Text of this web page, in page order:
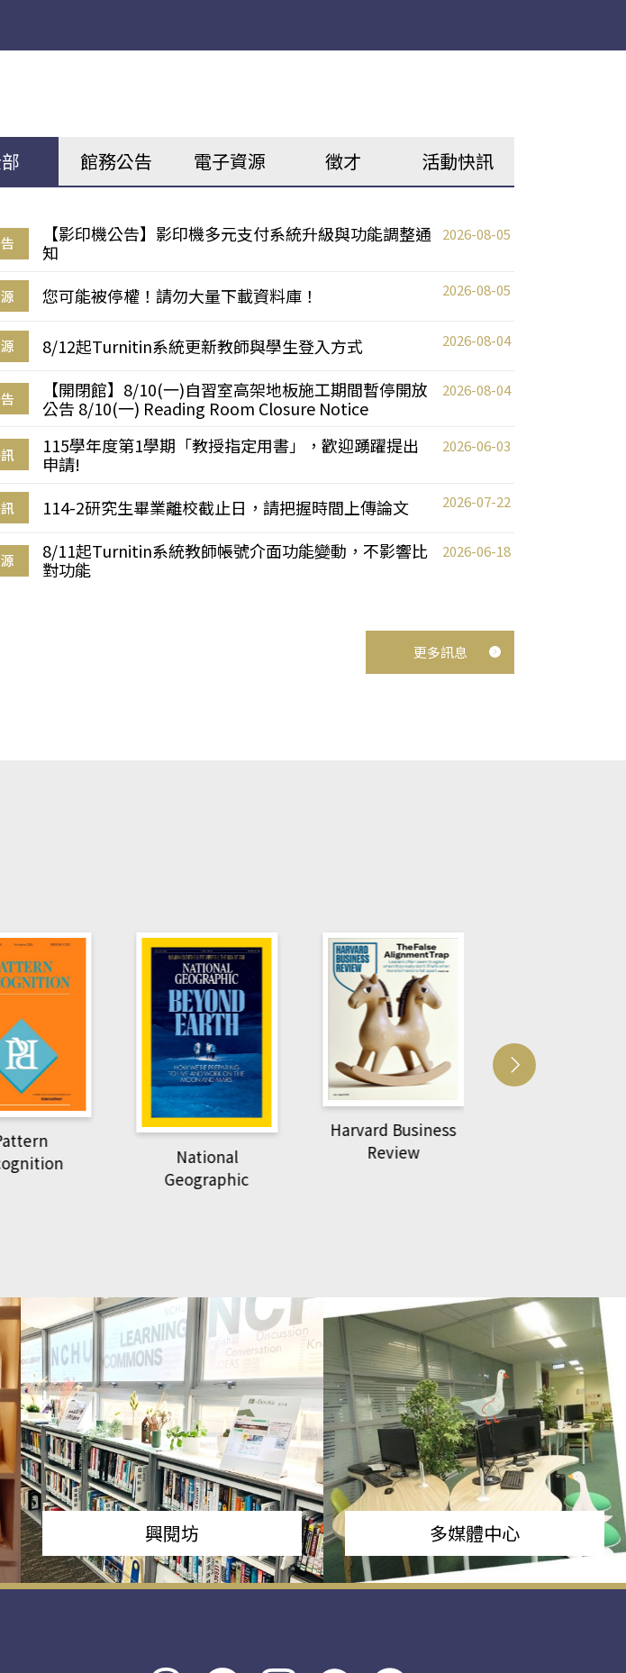
館務公告 電子資源 徵才 活動快訊
【影印機公告】影印機多元支付系統升級與功能調整通
知
2026-08-05
您可能被停權！請勿大量下載資料庫！ 2026-08-05
8/12起Turnitin系統更新教師與學生登入方式 2026-08-04
【開閉館】8/10(一)自習室高架地板施工期間暫停開放
公告 8/10(一) Reading Room Closure Notice
2026-08-04
115學年度第1學期「教授指定用書」，歡迎踴躍提出
申請!
2026-06-03
114-2研究生畢業離校截止日，請把握時間上傳論文 2026-07-22
8/11起Turnitin系統教師帳號介面功能變動，不影響比
對功能
2026-06-18
更多訊息
National
Geographic
Harvard Business
Review
興閱坊 多媒體中心